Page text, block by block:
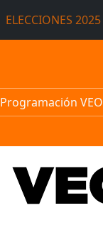
ELECCIONES 2025
Programación